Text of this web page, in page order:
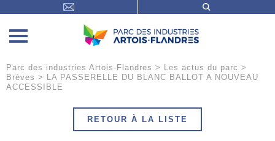
Parc des industries Artois-Flandres > Les actus du parc >
Brèves >
LA PASSERELLE DU BLANC BALLOT A NOUVEAU
ACCESSIBLE
RETOUR À LA LISTE